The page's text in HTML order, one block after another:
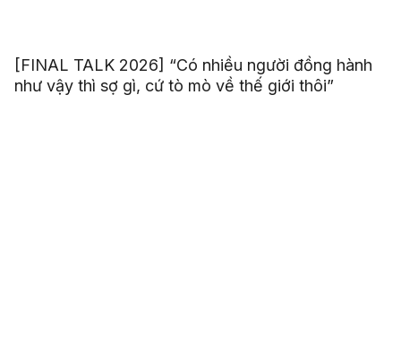
[FINAL TALK 2026] “Có nhiều người đồng hành
như vậy thì sợ gì, cứ tò mò về thế giới thôi”